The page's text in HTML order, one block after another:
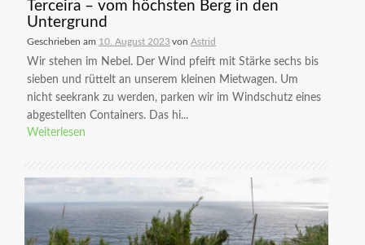
Terceira – vom höchsten Berg in den
Untergrund
Geschrieben am 10. August 2023 von Astrid
Wir stehen im Nebel. Der Wind pfeift mit Stärke sechs bis
sieben und rüttelt an unserem kleinen Mietwagen. Um
nicht seekrank zu werden, parken wir im Windschutz eines
abgestellten Containers. Das hi...
Weiterlesen